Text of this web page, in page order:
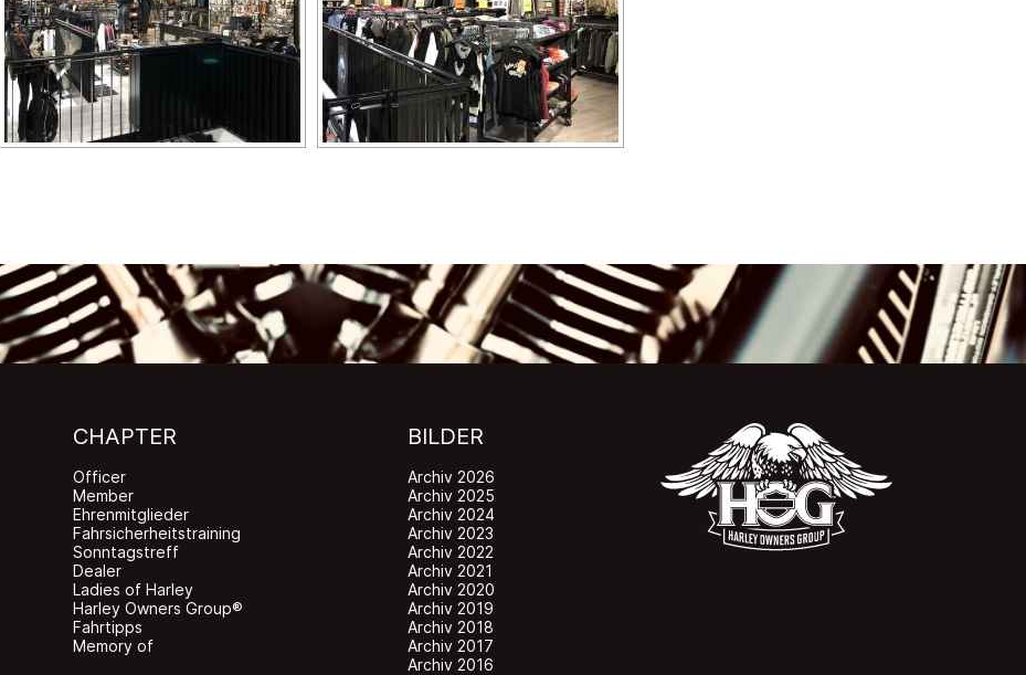
CHAPTER
Officer
Member
Ehrenmitglieder
Fahrsicherheitstraining
Sonntagstreff
Dealer
Ladies of Harley
Harley Owners Group®
Fahrtipps
Memory of
BILDER
Archiv 2026
Archiv 2025
Archiv 2024
Archiv 2023
Archiv 2022
Archiv 2021
Archiv 2020
Archiv 2019
Archiv 2018
Archiv 2017
Archiv 2016